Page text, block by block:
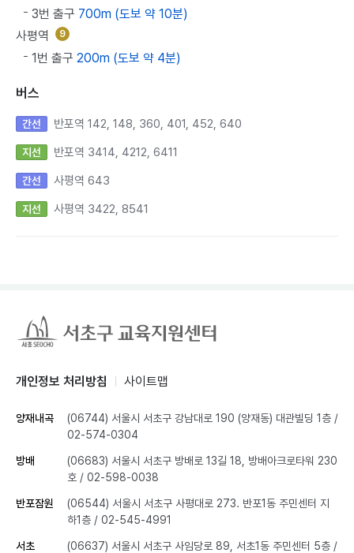
3번 출구 700m (도보 약 10분)
사평역
9
1번 출구 200m (도보 약 4분)
버스
간선 반포역 142, 148, 360, 401, 452, 640
지선 반포역 3414, 4212, 6411
간선 사평역 643
지선 사평역 3422, 8541
개인정보 처리방침 사이트맵
양재내곡 (06744) 서울시 서초구 강남대로 190 (양재동) 대관빌딩 1층 /
02-574-0304
방배
(06683) 서울시 서초구 방배로 13길 18, 방배아크로타워 230
호 / 02-598-0038
반포잠원
(06544) 서울시 서초구 사평대로 273. 반포1동 주민센터 지
하1층 / 02-545-4991
서초 (06637) 서울시 서초구 사임당로 89, 서초1동 주민센터 5층 /